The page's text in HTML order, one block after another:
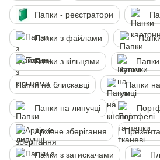
Папки - реєстратори
Папки з файлами
Папки з кільцями
Папки на блискавці Папки
Папки на липучцi
Архівне зберігання
Папки з затискачами